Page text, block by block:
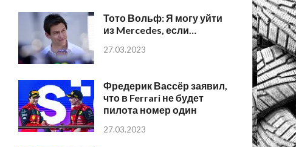
Тото Вольф: Я могу уйти
из Mercedes, если…
27.03.2023
Фредерик Вассёр заявил,
что в Ferrari не будет
пилота номер один
27.03.2023